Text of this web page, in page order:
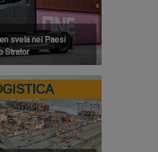
svela nei Paesi
Strator